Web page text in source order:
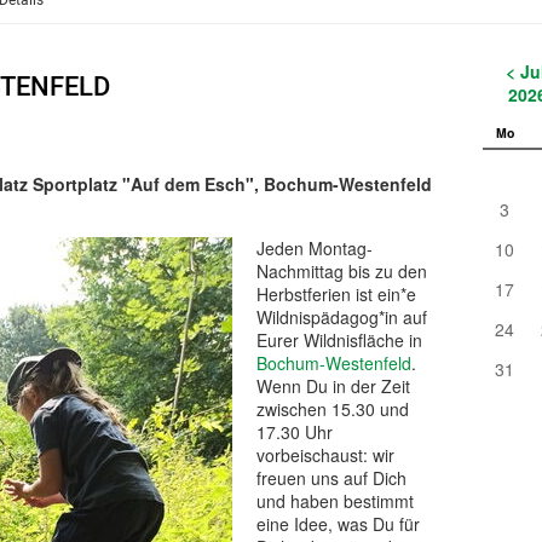
Sportplatz "Auf dem Esch", Bochum-Westenfeld
Jeden Montag-
Nachmittag bis zu den
Herbstferien ist ein*e
Wildnispädagog*in auf
Eurer Wildnisfläche in
Bochum-Westenfeld.
Wenn Du in der Zeit
zwischen 15.30 und
17.30 Uhr
vorbeischaust: wir
freuen uns auf Dich
und haben bestimmt
eine Idee, was Du für
<
Mo
3
10
17
24
31